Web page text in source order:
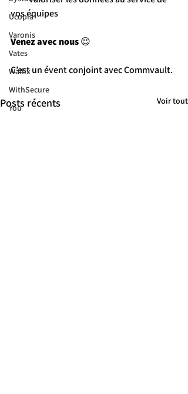
Ucopia
Varonis
Vates
Wallix
WithSecure
You
vos équipes
Venez avec nous 😉
C’est un évent conjoint avec Commvault.
Posts récents Voir tout